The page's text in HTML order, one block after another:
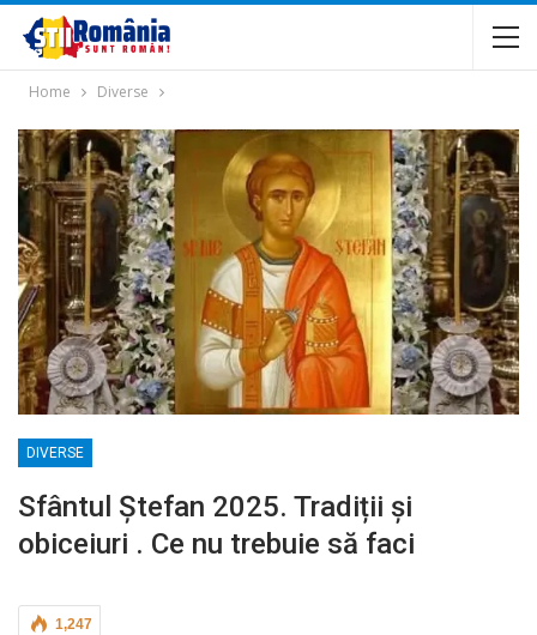
Home Diverse
DIVERSE
Sfântul Ștefan 2025. Tradiții și
obiceiuri . Ce nu trebuie să faci
1,247